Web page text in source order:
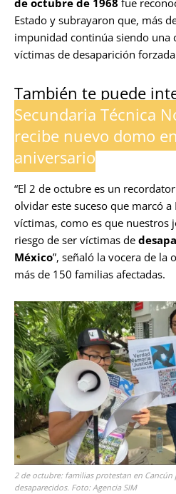
Estado y subrayaron que, más
impunidad continúa siendo una
víctimas de desaparición
También te puede
Secundaria Técnica
recibe nuevo domo
aniversario
“El 2 de octubre es un
olvidar este suceso que marcó
víctimas, como es que nuestros
riesgo de ser víctimas de
México”, señaló la vocera de la
más de 150 familias afectadas.
2 de octubre: familias protestan en
desaparecidos. Foto: Agencia SIM